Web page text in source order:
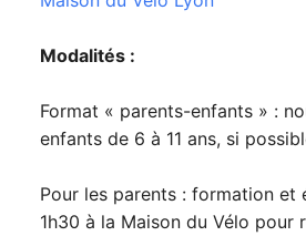
Modalités :
Format « parents-enfants » :
enfants de 6 à 11 ans, si
Pour les parents : formation et
1h30 à la Maison du Vélo pour